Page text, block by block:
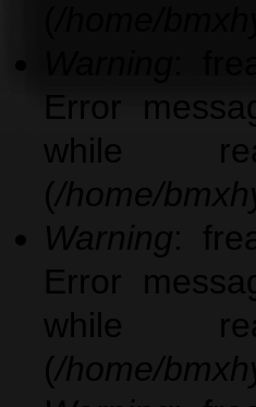
Error
while
(/home/
Warning:
Error
while
(/home/